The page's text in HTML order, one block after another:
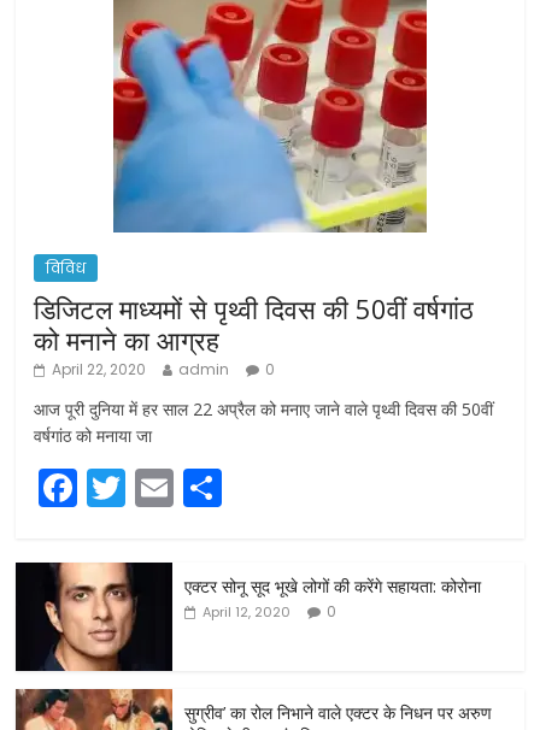
विविध
डिजिटल माध्यमों से पृथ्वी दिवस की 50वीं वर्षगांठ
को मनाने का आग्रह
April 22, 2020 admin 0
आज पूरी दुनिया में हर साल 22 अप्रैल को मनाए जाने वाले पृथ्वी दिवस की 50वीं
वर्षगांठ को मनाया जा
F
a
c
e
b
o
o
T
w
itt
er
E
m
ar
e
एक्टर सोनू सूद भूखे लोगों की करेंगे सहायता: कोरोना
April 12, 2020 0
सुग्रीव’ का रोल निभाने वाले एक्टर के निधन पर अरुण